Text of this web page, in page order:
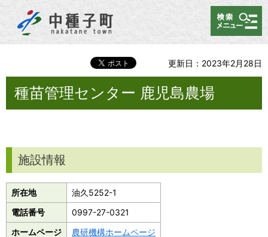
メニュー
更新日：2023年2月28日
種苗管理センター 鹿児島農場
施設情報
所在地
油久5252-1
電話番号
0997-27-0321
ホームページ
農研機構ホームページ